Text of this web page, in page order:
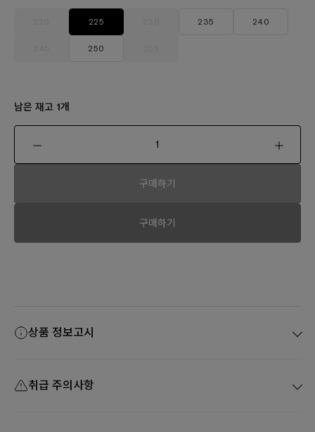
상품 정보고시
취급 주의사항
225 235 240
250
남은 재고 1개
구매하기
구매하기